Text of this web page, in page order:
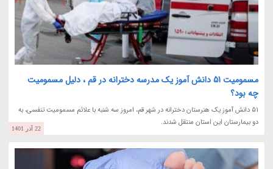
مسمومیت 51 دانش آموز یک مدرسه دخترانه در قم ، دلیل مسمومیت
چه بود؟
51 دانش آموز یک هنرستان دخترانه در شهر قم، امروز سه شنبه با علائم مسمومیت تنفسی، به
دو بیمارستان این استان منتقل شدند.
22 آذر 1401